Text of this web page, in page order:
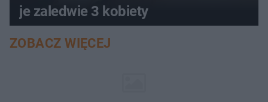
je zaledwie 3 kobiety
ZOBACZ WIĘCEJ